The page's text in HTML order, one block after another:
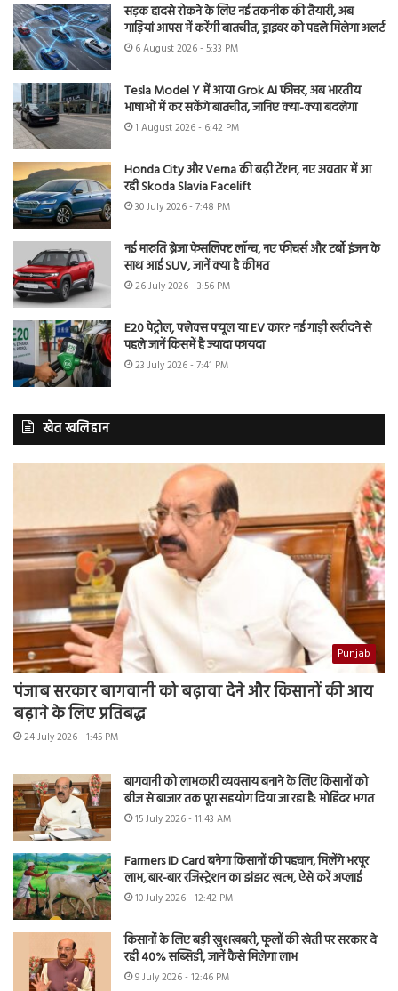
सड़क हादसे रोकने के लिए नई तकनीक की तैयारी, अब
गाड़ियां आपस में करेंगी बातचीत, ड्राइवर को पहले मिलेगा अलर्ट
6 August 2026 - 5:33 PM
Tesla Model Y में आया Grok AI फीचर, अब भारतीय
भाषाओं में कर सकेंगे बातचीत, जानिए क्या-क्या बदलेगा
1 August 2026 - 6:42 PM
Honda City और Verna की बढ़ी टेंशन, नए अवतार में आ
रही Skoda Slavia Facelift
30 July 2026 - 7:48 PM
नई मारुति ब्रेजा फेसलिफ्ट लॉन्च, नए फीचर्स और टर्बो इंजन के
साथ आई SUV, जानें क्या है कीमत
26 July 2026 - 3:56 PM
E20 पेट्रोल, फ्लेक्स फ्यूल या EV कार? नई गाड़ी खरीदने से
पहले जानें किसमें है ज्यादा फायदा
23 July 2026 - 7:41 PM
खेत खलिहान
Punjab
पंजाब सरकार बागवानी को बढ़ावा देने और किसानों की आय
बढ़ाने के लिए प्रतिबद्ध
24 July 2026 - 1:45 PM
बागवानी को लाभकारी व्यवसाय बनाने के लिए किसानों को
बीज से बाजार तक पूरा सहयोग दिया जा रहा है: मोहिंदर भगत
15 July 2026 - 11:43 AM
Farmers ID Card बनेगा किसानों की पहचान, मिलेंगे भरपूर
लाभ, बार-बार रजिस्ट्रेशन का झंझट खत्म, ऐसे करें अप्लाई
10 July 2026 - 12:42 PM
किसानों के लिए बड़ी खुशखबरी, फूलों की खेती पर सरकार दे
रही 40% सब्सिडी, जानें कैसे मिलेगा लाभ
9 July 2026 - 12:46 PM